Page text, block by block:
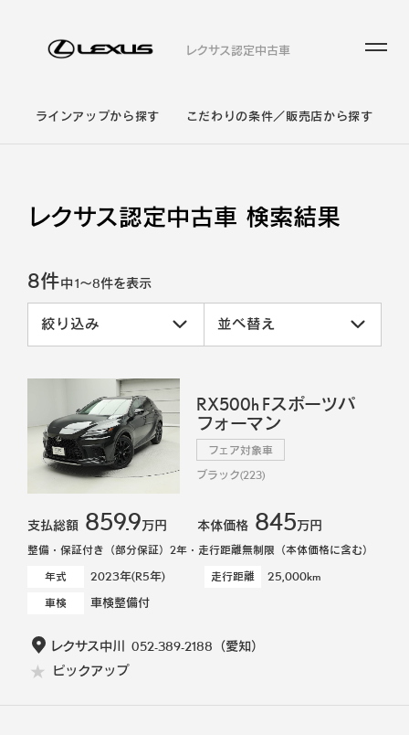
レクサス認定中古車
ラインアップから探す こだわりの条件／販売店から探す
レクサス認定中古車 検索結果
8件中1～8件を表示
絞り込み 並べ替え
RX500h Fスポーツパ
フォーマン
フェア対象車
ブラック(223)
支払総額 859.9万円 本体価格 845万円
整備・保証付き（部分保証）2年・走行距離無制限（本体価格に含む）
年式
2023年(R5年) 走行距離 25,000km
車検 車検整備付
レクサス中川 052-389-2188 （愛知）
ピックアップ